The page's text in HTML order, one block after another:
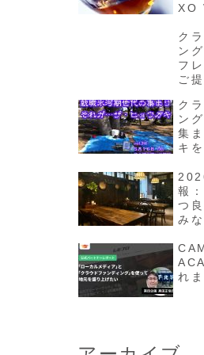
XO
ク
ン
フ
ご
ッ
ジ
か
ク
ン
集
キ
し
ク
ス
報
つ
み
れ